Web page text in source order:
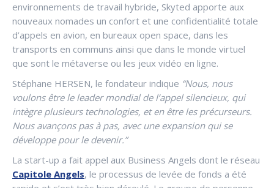
environnements de travail hybride, Skyted apporte aux
nouveaux nomades un confort et une confidentialité totale
d’appels en avion, en bureaux open space, dans les
transports en communs ainsi que dans le monde virtuel
que sont le métaverse ou les jeux vidéo en ligne.
Stéphane HERSEN, le fondateur indique “Nous, nous
voulons être le leader mondial de l’appel silencieux, qui
intègre plusieurs technologies, et en être les précurseurs.
Nous avançons pas à pas, avec une expansion qui se
développe pour le devenir.”
La start-up a fait appel aux Business Angels dont le réseau
Capitole Angels, le processus de levée de fonds a été